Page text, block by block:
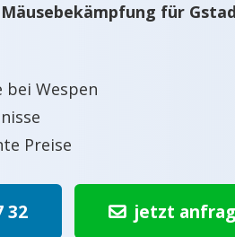
für
bei Wespen
Preise
32 jetzt